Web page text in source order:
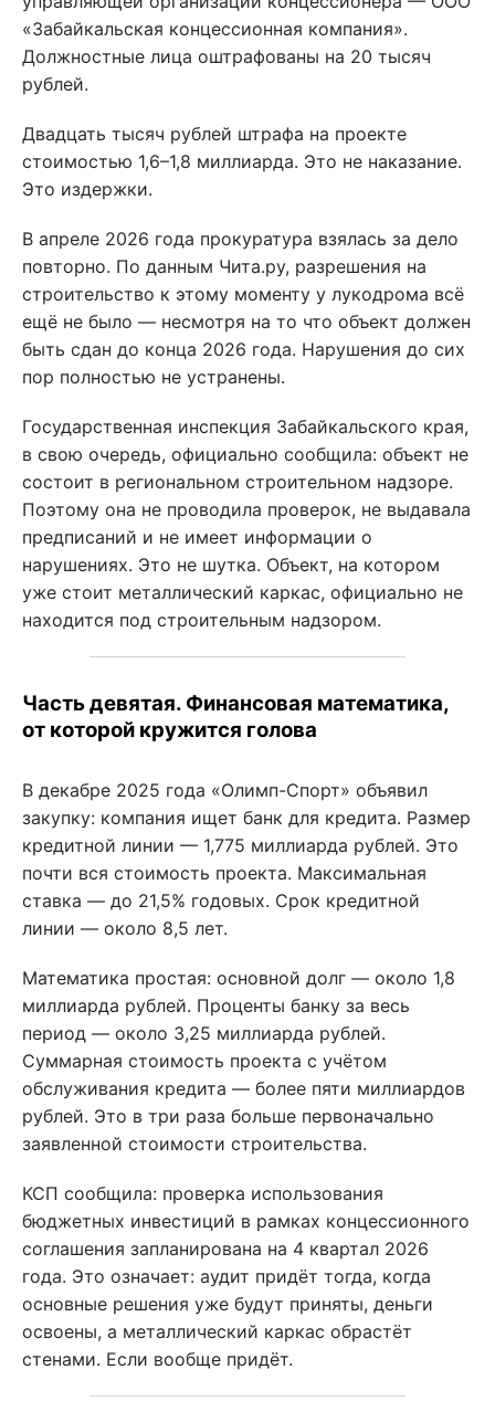
«Забайкальская концессионная компания».
Должностные лица оштрафованы на 20 тысяч
рублей.
Двадцать тысяч рублей штрафа на проекте
стоимостью 1,6–1,8 миллиарда. Это не наказание.
Это издержки.
В апреле 2026 года прокуратура взялась за дело
повторно. По данным Чита.ру, разрешения на
строительство к этому моменту у лукодрома всё
ещё не было — несмотря на то что объект должен
быть сдан до конца 2026 года. Нарушения до сих
пор полностью не устранены.
Государственная инспекция Забайкальского края,
в свою очередь, официально сообщила: объект не
состоит в региональном строительном надзоре.
Поэтому она не проводила проверок, не выдавала
предписаний и не имеет информации о
нарушениях. Это не шутка. Объект, на котором
уже стоит металлический каркас, официально не
находится под строительным надзором.
Часть девятая. Финансовая математика,
от которой кружится голова
В декабре 2025 года «Олимп-Спорт» объявил
закупку: компания ищет банк для кредита. Размер
кредитной линии — 1,775 миллиарда рублей. Это
почти вся стоимость проекта. Максимальная
ставка — до 21,5% годовых. Срок кредитной
линии — около 8,5 лет.
Математика простая: основной долг — около 1,8
миллиарда рублей. Проценты банку за весь
период — около 3,25 миллиарда рублей.
Суммарная стоимость проекта с учётом
обслуживания кредита — более пяти миллиардов
рублей. Это в три раза больше первоначально
заявленной стоимости строительства.
КСП сообщила: проверка использования
бюджетных инвестиций в рамках концессионного
соглашения запланирована на 4 квартал 2026
года. Это означает: аудит придёт тогда, когда
основные решения уже будут приняты, деньги
освоены, а металлический каркас обрастёт
стенами. Если вообще придёт.